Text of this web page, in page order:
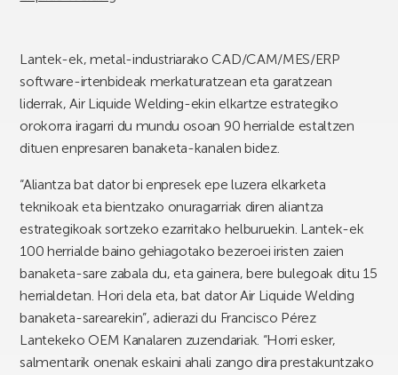
Lantek-ek, metal-industriarako CAD/CAM/MES/ERP
software-irtenbideak merkaturatzean eta garatzean
liderrak, Air Liquide Welding-ekin elkartze estrategiko
orokorra iragarri du mundu osoan 90 herrialde estaltzen
dituen enpresaren banaketa-kanalen bidez.
“Aliantza bat dator bi enpresek epe luzera elkarketa
teknikoak eta bientzako onuragarriak diren aliantza
estrategikoak sortzeko ezarritako helburuekin. Lantek-ek
100 herrialde baino gehiagotako bezeroei iristen zaien
banaketa-sare zabala du, eta gainera, bere bulegoak ditu 15
herrialdetan. Hori dela eta, bat dator Air Liquide Welding
banaketa-sarearekin”, adierazi du Francisco Pérez
Lantekeko OEM Kanalaren zuzendariak. “Horri esker,
salmentarik onenak eskaini ahali zango dira prestakuntzako